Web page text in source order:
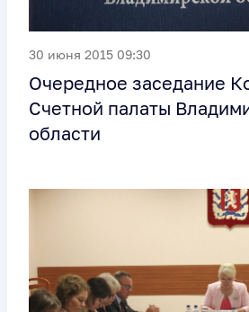
30 июня 2015 09:30
Очередное заседание
Счетной палаты
области